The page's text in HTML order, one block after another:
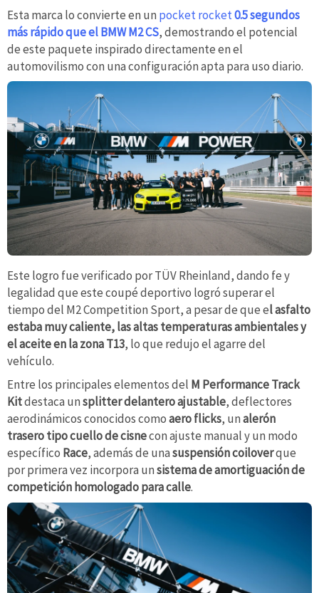
Esta marca lo convierte en un pocket rocket0.5 segundos
más rápido que el BMW M2 CS, demostrando el potencial
de este paquete inspirado directamente en el
automovilismo con una configuración apta para uso diario.
Este logro fue verificado por TÜV Rheinland, dando fe y
legalidad que este coupé deportivo logró superar el
tiempo del M2 Competition Sport, a pesar de que el asfalto
estaba muy caliente, las altas temperaturas ambientales y
el aceite en la zona T13, lo que redujo el agarre del
vehículo.
Entre los principales elementos del M Performance Track
Kitdestaca unsplitter delantero ajustable, deflectores
aerodinámicos conocidos comoaero flicks, unalerón
trasero tipo cuello de cisnecon ajuste manual y un modo
específico Race, además de unasuspensión coiloverque
por primera vez incorpora unsistema de amortiguación de
competición homologado para calle.